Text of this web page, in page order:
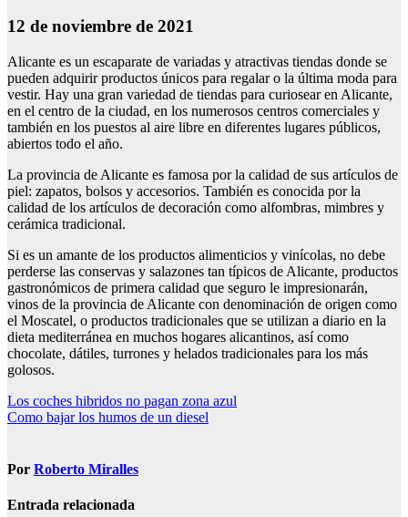
12 de noviembre de 2021
Alicante es un escaparate de variadas y atractivas tiendas donde se
pueden adquirir productos únicos para regalar o la última moda para
vestir. Hay una gran variedad de tiendas para curiosear en Alicante,
en el centro de la ciudad, en los numerosos centros comerciales y
también en los puestos al aire libre en diferentes lugares públicos,
abiertos todo el año.
La provincia de Alicante es famosa por la calidad de sus artículos de
piel: zapatos, bolsos y accesorios. También es conocida por la
calidad de los artículos de decoración como alfombras, mimbres y
cerámica tradicional.
Si es un amante de los productos alimenticios y vinícolas, no debe
perderse las conservas y salazones tan típicos de Alicante, productos
gastronómicos de primera calidad que seguro le impresionarán,
vinos de la provincia de Alicante con denominación de origen como
el Moscatel, o productos tradicionales que se utilizan a diario en la
dieta mediterránea en muchos hogares alicantinos, así como
chocolate, dátiles, turrones y helados tradicionales para los más
golosos.
Navegación
de
Los coches hibridos no pagan zona azul
Como bajar los humos de un diesel
Por Roberto Miralles
Entrada relacionada